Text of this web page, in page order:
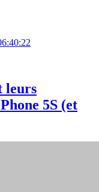
leurs
5S (et